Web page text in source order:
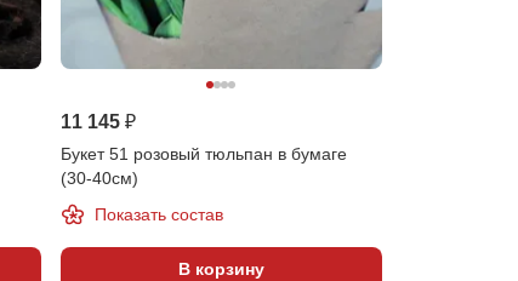
11 145 ₽
Букет 51 розовый тюльпан в бумаге
(30-40см)
Показать состав
В корзину